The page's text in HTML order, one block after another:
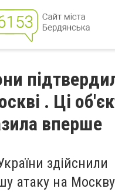
. Ці
вперше
здійснили
атаку на